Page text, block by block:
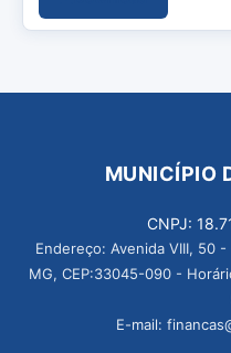
MUNICÍPIO
CNPJ:
Endereço: Avenida VIII, 50
MG, CEP:33045-090 -
E-mail: